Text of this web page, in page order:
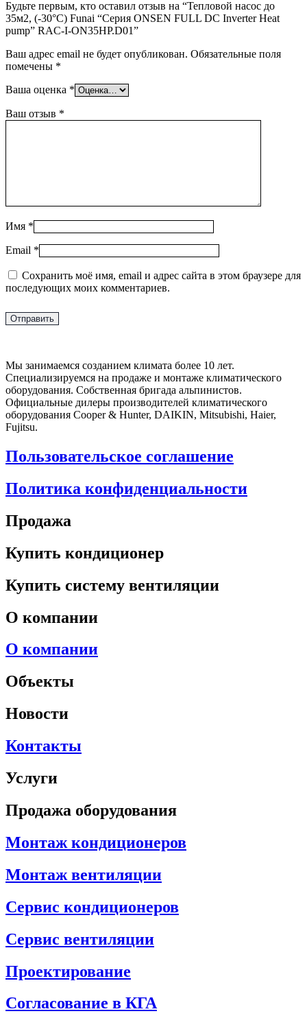
Будьте первым, кто оставил отзыв на “Тепловой насос до
35м2, (-30°C) Funai “Серия ONSEN FULL DC Inverter Heat
pump” RAC-I-ON35HP.D01”
Ваш адрес email не будет опубликован. Обязательные поля
помечены *
Ваша оценка *
Ваш отзыв *
Имя *
Email *
Сохранить моё имя, email и адрес сайта в этом браузере для
последующих моих комментариев.
Мы занимаемся созданием климата более 10 лет.
Специализируемся на продаже и монтаже климатического
оборудования. Собственная бригада альпинистов.
Официальные дилеры производителей климатического
оборудования Cooper & Hunter, DAIKIN, Mitsubishi, Haier,
Fujitsu.
Пользовательское соглашение
Политика конфиденциальности
Продажа
Купить кондиционер
Купить систему вентиляции
О компании
О компании
Объекты
Новости
Контакты
Услуги
Продажа оборудования
Монтаж кондиционеров
Монтаж вентиляции
Сервис кондиционеров
Сервис вентиляции
Проектирование
Согласование в КГА